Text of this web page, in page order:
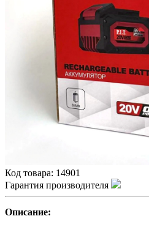
Код товара: 14901
Гарантия производителя
Описание: